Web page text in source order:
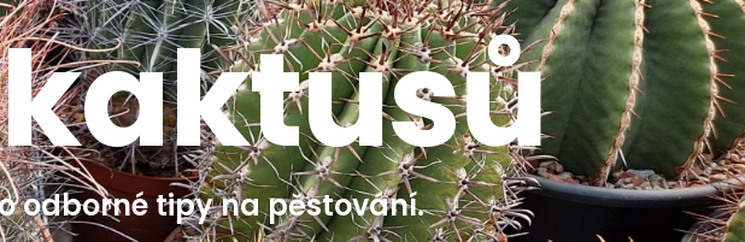
odborné tipy na pěstování.